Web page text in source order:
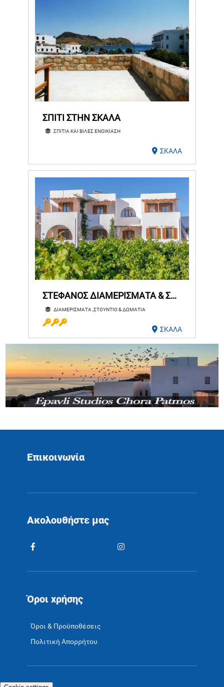
ΣΠΙΤΙ ΣΤΗΝ ΣΚΑΛΑ
ΣΠΙΤΙΑ ΚΑΙ ΒΙΛΕΣ ΕΝΟΙΚΙΑΣΗ
ΣΚΑΛΑ
ΣΤΕΦΑΝΟΣ ΔΙΑΜΕΡΙΣΜΑΤΑ & ΣΤΟΥΝΤΙΟ
ΔΙΑΜΕΡΙΣΜΑΤΑ ,ΣΤΟΥΝΤΙΟ & ΔΩΜΑΤΙΑ
ΣΚΑΛΑ
Επικοινωνία
Ακολουθήστε μας
Όροι χρήσης
Όροι & Προϋποθέσεις
Πολιτική Απορρήτου